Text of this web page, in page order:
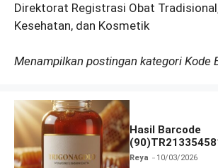
Direktorat Registrasi Obat
Kesehatan, dan Kosmetik
Menampilkan postingan kategori Kode
Hasil Barcode
dan Izin BPOM
Reya 10/03/2026